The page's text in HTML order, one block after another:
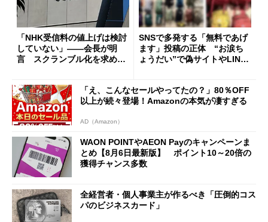
「NHK受信料の値上げは検討
していない」――会長が明
言 スクランブル化を求める
SNSで多発する「無料であげ
ます」投稿の正体 “お涙ち
ょうだい”で偽サイトやLINE
「え、こんなセールやってたの？」80％OFF
以上が続々登場！Amazonの本気が凄すぎる
AD（Amazon）
WAON POINTやAEON Payのキャンペーンま
とめ【8月6日最新版】 ポイント10～20倍の
獲得チャンス多数
全経営者・個人事業主が作るべき「圧倒的コス
パのビジネスカード」